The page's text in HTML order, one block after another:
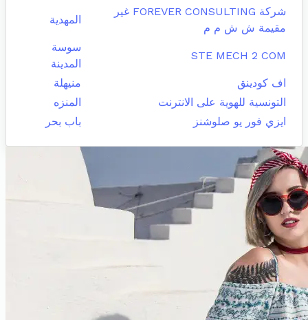
شركة FOREVER CONSULTING غير
مقيمة ش ش م م
المهدية
STE MECH 2 COM
سوسة
المدينة
اف كودينق
منيهلة
التونسية للهوية على الانترنت
المنزه
ايزي فور يو صلوشنز
باب بحر